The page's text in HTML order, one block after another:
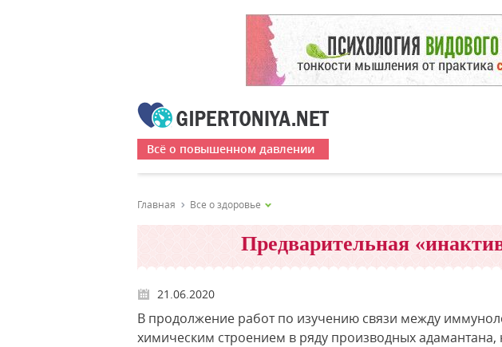
Всё о повышенном давлении
Главная Все о здоровье
Предварительная
21.06.2020
В продолжение работ по изучению связи между
химическим строением в ряду производных